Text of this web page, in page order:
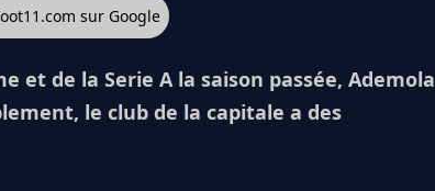
sur Google
et de la Serie A la saison passée, Ademola
le club de la capitale a des